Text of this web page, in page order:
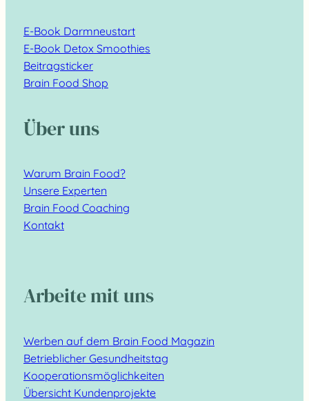
E-Book Darmneustart
E-Book Detox Smoothies
Beitragsticker
Brain Food Shop
Über uns
Warum Brain Food?
Unsere Experten
Brain Food Coaching
Kontakt
Arbeite mit uns
Werben auf dem Brain Food Magazin
Betrieblicher Gesundheitstag
Kooperationsmöglichkeiten
Übersicht Kundenprojekte